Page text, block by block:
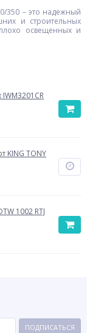
350 – это надежный
и строительных
освещенных и
KING TONY
1002 RTJ
ПОДПИСАТЬСЯ